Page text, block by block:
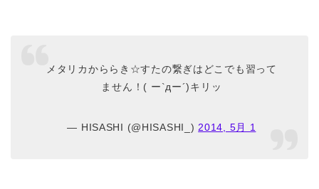
メタリカかららき☆すたの繋ぎはどこでも習って
ません！( ー`дー´)キリッ
— HISASHI (@HISASHI_) 2014, 5月 1